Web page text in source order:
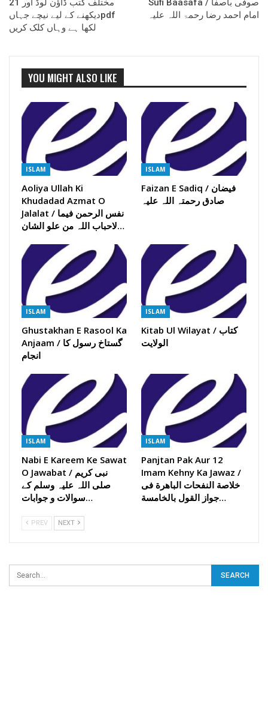
21 مختلف کتب ڈاؤن لوڈ اور
دیکھنے کے لیے نیچے جہاںpdf
لکھا ہے وہاں کلک کریں
Sufi Baasafa / صوفی باصفا
امام احمد رضا رحمۃ اللہ علیہ
YOU MIGHT ALSO LIKE
ISLAM
Aoliya Ullah Ki
Khudadad Azmat O
Jalalat / نفس الرحمن فیما
لاحباب اللہ من علو الشان…
ISLAM
Faizan E Sadiq / فیضان
صادق رحمتہ اللہ علیہ
ISLAM
Ghustakhan E Rasool Ka
Anjaam / گستاخ رسول کا
انجام
ISLAM
Kitab Ul Wilayat / کتاب
الولایت
ISLAM
Nabi E Kareem Ke Sawat
O Jawabat / نبی کریم
صلی اللہ علیہ وسلم کے
سوالات و جوابات…
ISLAM
Panjtan Pak Aur 12
Imam Kehny Ka Jawaz /
خلاصة النفحات الباھرة فی
جواز القول بالخامسة…
PREV NEXT